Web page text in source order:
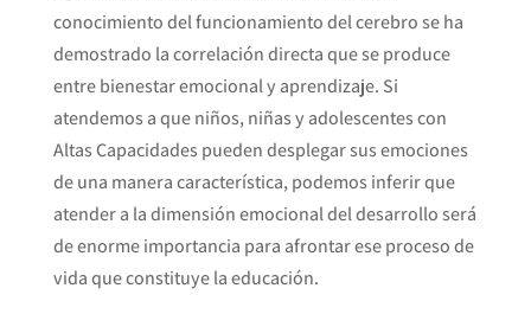
conocimiento del funcionamiento del cerebro se ha
demostrado la correlación directa que se produce
entre bienestar emocional y aprendizaje. Si
atendemos a que niños, niñas y adolescentes con
Altas Capacidades pueden desplegar sus emociones
de una manera característica, podemos inferir que
atender a la dimensión emocional del desarrollo será
de enorme importancia para afrontar ese proceso de
vida que constituye la educación.